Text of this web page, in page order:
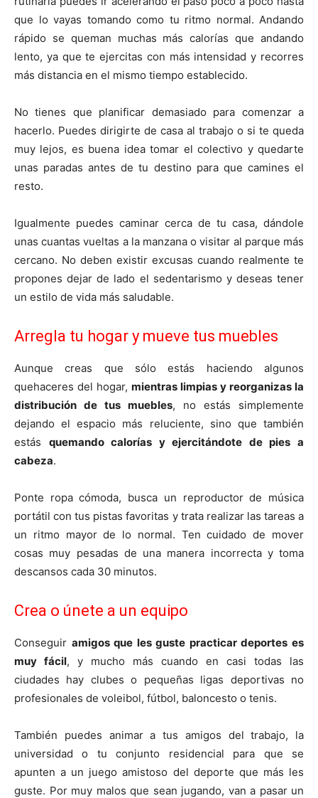
que lo vayas tomando como tu ritmo normal. Andando
rápido se queman muchas más calorías que andando
lento, ya que te ejercitas con más intensidad y recorres
más distancia en el mismo tiempo establecido.
No tienes que planificar demasiado para comenzar a
hacerlo. Puedes dirigirte de casa al trabajo o si te queda
muy lejos, es buena idea tomar el colectivo y quedarte
unas paradas antes de tu destino para que camines el
resto.
Igualmente puedes caminar cerca de tu casa, dándole
unas cuantas vueltas a la manzana o visitar al parque más
cercano. No deben existir excusas cuando realmente te
propones dejar de lado el sedentarismo y deseas tener
un estilo de vida más saludable.
Arregla tu hogar y mueve tus muebles
Aunque creas que sólo estás haciendo algunos
quehaceres del hogar, mientras limpias y reorganizas la
distribución de tus muebles, no estás simplemente
dejando el espacio más reluciente, sino que también
estás quemando calorías y ejercitándote de pies a
cabeza.
Ponte ropa cómoda, busca un reproductor de música
portátil con tus pistas favoritas y trata realizar las tareas a
un ritmo mayor de lo normal. Ten cuidado de mover
cosas muy pesadas de una manera incorrecta y toma
descansos cada 30 minutos.
Crea o únete a un equipo
Conseguir amigos que les guste practicar deportes es
muy fácil, y mucho más cuando en casi todas las
ciudades hay clubes o pequeñas ligas deportivas no
profesionales de voleibol, fútbol, baloncesto o tenis.
También puedes animar a tus amigos del trabajo, la
universidad o tu conjunto residencial para que se
apunten a un juego amistoso del deporte que más les
guste. Por muy malos que sean jugando, van a pasar un